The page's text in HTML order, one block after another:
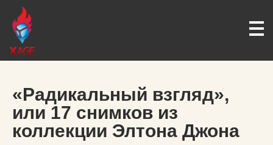
«Радикальный взгляд»,
или 17 снимков из
коллекции Элтона Джона